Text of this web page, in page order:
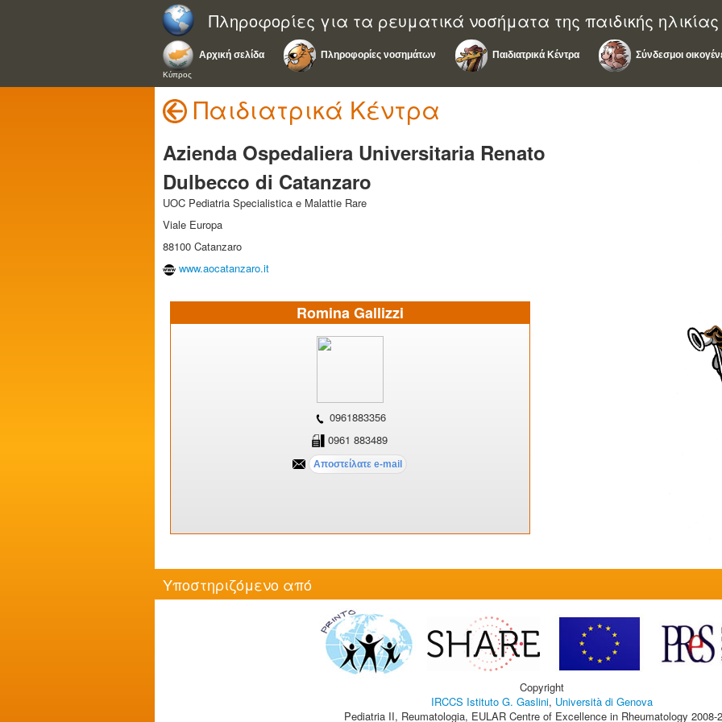
Πληροφορίες για τα ρευματικά νοσήματα της παιδικής ηλικίας
Αρχική σελίδα
Κύπρος
Πληροφορίες νοσημάτων Παιδιατρικά Κέντρα Σύνδεσμοι
Παιδιατρικά Κέντρα
Azienda Ospedaliera Universitaria Renato
Dulbecco di Catanzaro
UOC Pediatria Specialistica e Malattie Rare
Viale Europa
88100 Catanzaro
www.aocatanzaro.it
Romina Gallizzi
0961883356
0961 883489
Υποστηριζόμενο από
Copyright
IRCCS Istituto G. Gaslini, Università di Genova
Pediatria II, Reumatologia, EULAR Centre of Excellence in Rheumatology 2008-